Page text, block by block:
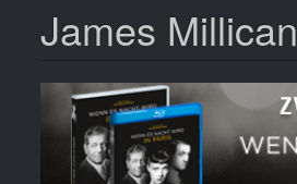
James Millican